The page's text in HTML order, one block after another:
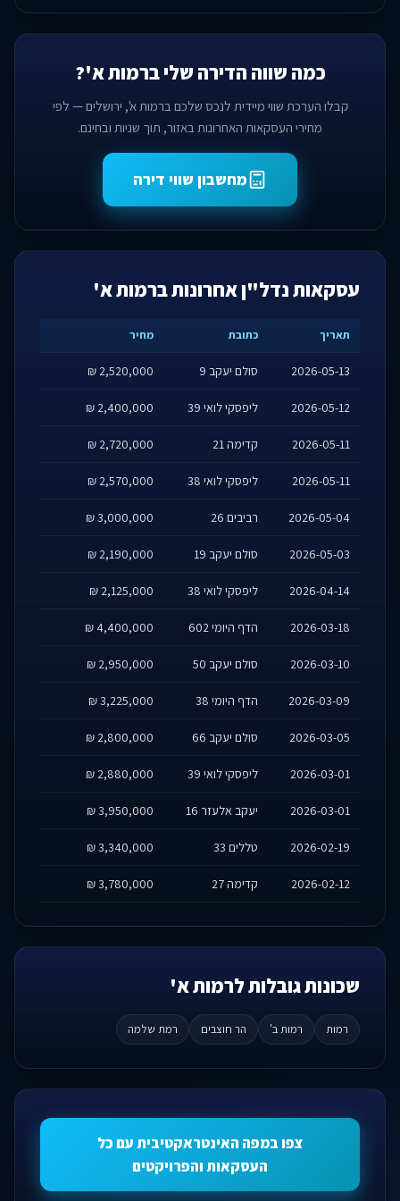
כמה שווה הדירה שלי ברמות א'?
קבלו הערכת שווי מיידית לנכס שלכם ברמות א', ירושלים — לפי
מחירי העסקאות האחרונות באזור, תוך שניות ובחינם.
מחשבון שווי דירה
עסקאות נדל"ן אחרונות ברמות א'
תאריך כתובת מחיר
2026-05-13 סולם יעקב 9 2,520,000 ₪
2026-05-12 ליפסקי לואי 39 2,400,000 ₪
2026-05-11 קדימה 21 2,720,000 ₪
2026-05-11 ליפסקי לואי 38 2,570,000 ₪
2026-05-04 רביבים 26 3,000,000 ₪
2026-05-03 סולם יעקב 19 2,190,000 ₪
2026-04-14 ליפסקי לואי 38 2,125,000 ₪
2026-03-18 הדף היומי 602 4,400,000 ₪
2026-03-10 סולם יעקב 50 2,950,000 ₪
2026-03-09 הדף היומי 38 3,225,000 ₪
2026-03-05 סולם יעקב 66 2,800,000 ₪
2026-03-01 ליפסקי לואי 39 2,880,000 ₪
2026-03-01 יעקב אלעזר 16 3,950,000 ₪
2026-02-19 טללים 33 3,340,000 ₪
2026-02-12 קדימה 27 3,780,000 ₪
שכונות גובלות לרמות א'
רמות רמות ב' הר חוצבים רמת שלמה
צפו במפה האינטראקטיבית עם כל
העסקאות והפרויקטים